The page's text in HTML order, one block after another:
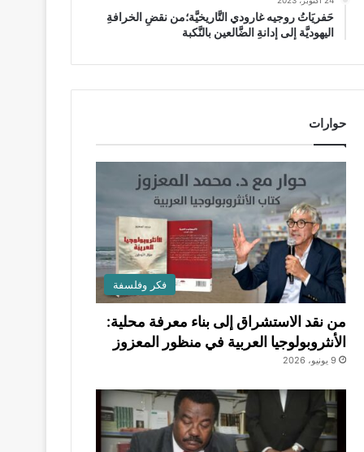
حَفريَاتُ روجيه غارودي التَّاريخيَّة؛من نقضِ الخرافةِ
اليهوديَّة إلى إدانةِ الضَّالعين بالنَّكبة
حوارات
فكر وفلسفة
من نقد الاستشراق إلى بناء معرفة محلية:
الأنثروبولوجيا العربية في منظور المعزوز
9 يونيو، 2026